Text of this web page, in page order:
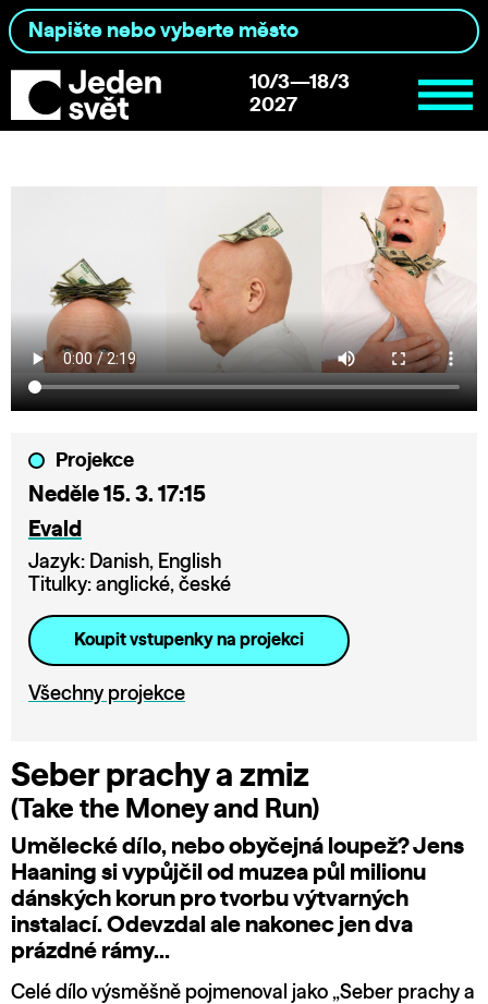
10/3—18/3
2027
Projekce
Neděle 15. 3. 17:15
Evald
Jazyk: Danish, English
Titulky: anglické, české
Koupit vstupenky na projekci
Všechny projekce
Seber prachy a zmiz
(Take the Money and Run)
Umělecké dílo, nebo obyčejná loupež? Jens
Haaning si vypůjčil od muzea půl milionu
dánských korun pro tvorbu výtvarných
instalací. Odevzdal ale nakonec jen dva
prázdné rámy…
Celé dílo výsměšně pojmenoval jako „Seber prachy a